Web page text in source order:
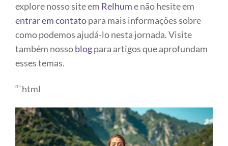
explore nosso site em Relhume não hesite em
entrar em contatopara mais informações sobre
como podemos ajudá-lo nesta jornada. Visite
também nossoblogpara artigos que aprofundam
esses temas.
“`html